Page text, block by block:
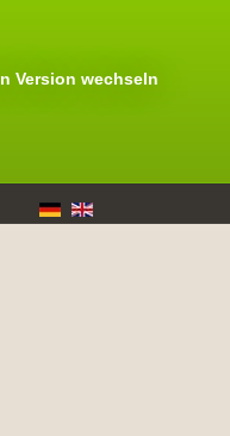
Version wechseln